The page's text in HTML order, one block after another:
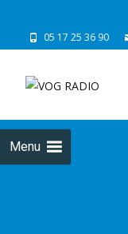
05 17 25 36 90
Menu